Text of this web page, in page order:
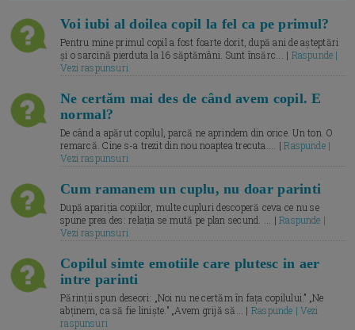
Voi iubi al doilea copil la fel ca pe primul?
Pentru mine primul copil a fost foarte dorit, după ani de așteptări
și o sarcină pierduta la 16 săptămâni. Sunt însărc... | Raspunde |
Vezi raspunsuri
Ne certăm mai des de când avem copil. E
normal?
De când a apărut copilul, parcă ne aprindem din orice. Un ton. O
remarcă. Cine s-a trezit din nou noaptea trecuta.... |Raspunde |
Vezi raspunsuri
Cum ramanem un cuplu, nu doar parinti
După apariția copiilor, multe cupluri descoperă ceva ce nu se
spune prea des: relația se mută pe plan secund. ... |Raspunde |
Vezi raspunsuri
Copilul simte emotiile care plutesc in aer
intre parinti
Părinții spun deseori: „Noi nu ne certăm în fața copilului.” „Ne
abținem, ca să fie liniște.” „Avem grijă să... | Raspunde | Vezi
raspunsuri